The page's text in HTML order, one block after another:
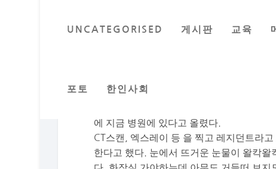
UNCATEGORISED 게시판 교육
포토 한인사회
7월5일4시30분 일어나 속이 매스껍고 어
피검사하고 각종 검사를 했다. 심전도, 혈
에 지금 병원에 있다고 올렸다.
CT스캔, 엑스레이 등 을 찍고 레지던트라
한다고 했다. 눈에서 뜨거운 눈물이 왈칵